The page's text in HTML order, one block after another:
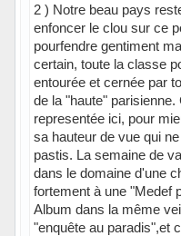
2 ) Notre beau pays
enfoncer le clou sur ce
pourfendre gentiment
certain, toute la classe
entourée et cernée par
de la "haute"
representée ici, pour
sa hauteur de vue qui
pastis. La semaine de
dans le domaine d'une
fortement à une "Medef
Album dans la même
"enquête au paradis",et